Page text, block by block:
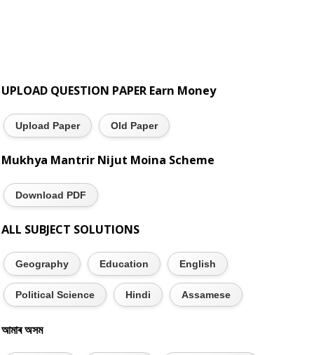
UPLOAD QUESTION PAPER Earn Money
Upload Paper Old Paper
Mukhya Mantrir Nijut Moina Scheme
Download PDF
ALL SUBJECT SOLUTIONS
Geography Education English
Political Science Hindi Assamese
আমাৰ অসম